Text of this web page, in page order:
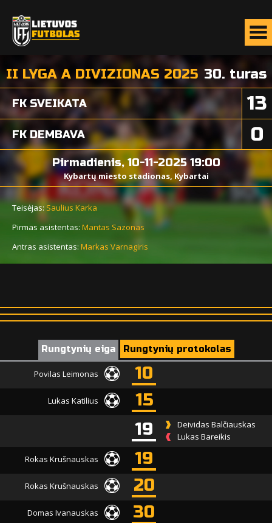
II LYGA A DIVIZIONAS 2025 30. turas
13
FK SVEIKATA
FK DEMBAVA 0
Pirmadienis, 10-11-2025 19:00
Kybartų miesto stadionas, Kybartai
Teisėjas: Saulius Karka
Pirmas asistentas: Mantas Sazonas
Antras asistentas: Markas Varnagiris
Rungtynių eiga Rungtynių protokolas
Povilas Leimonas 10
Lukas Katilius
15
19
Deividas Balčiauskas
Lukas Bareikis
Rokas Krušnauskas 19
Rokas Krušnauskas 20
Domas Ivanauskas 30